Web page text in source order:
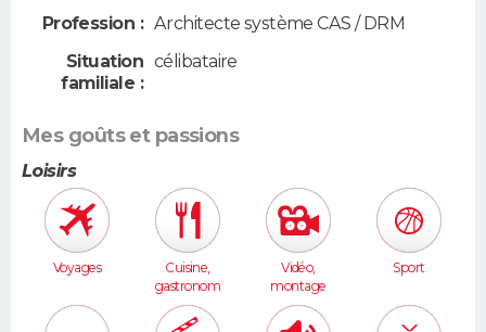
Profession : Architecte système CAS / DRM
Situation
familiale :
célibataire
Mes goûts et passions
Loisirs
Voyages
Cuisine,
gastronom
ie
Vidéo,
montage
Sport